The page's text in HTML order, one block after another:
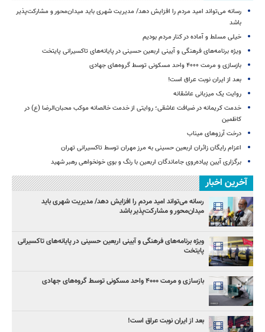
رسانه می‌تواند امید مردم را افزایش دهد/ مدیریت شهری باید میدان‌محور و مشارکت‌پذیر
باشد
خیلی مسلط و آماده در کنار مردم بودیم
ویژه برنامه‌های فرهنگی و آیینی اربعین حسینی در پایانه‌های تاکسیرانی پایتخت
بازسازی و مرمت ۴۰۰۰ واحد مسکونی توسط گروه‌های جهادی
بعد از ایران نوبت عراق است!
روایت یک میزبانی عاشقانه
خدمت کریمانه در ضیافت عاشقی؛ روایتی از خدمت خالصانه موکب محبان‌الرضا (ع) در
کاظمین
درخت آرزوهای میناب
اعزام رایگان زائران اربعین حسینی به مرز مهران توسط تاکسیرانی تهران
برگزاری آیین پیاده‌روی جاماندگان اربعین با رنگ و بوی خونخواهی رهبر شهید
آخرین اخبار
رسانه می‌تواند امید مردم را افزایش دهد/ مدیریت شهری باید
میدان‌محور و مشارکت‌پذیر باشد
ویژه برنامه‌های فرهنگی و آیینی اربعین حسینی در پایانه‌های تاکسیرانی
پایتخت
بازسازی و مرمت ۴۰۰۰ واحد مسکونی توسط گروه‌های جهادی
بعد از ایران نوبت عراق است!